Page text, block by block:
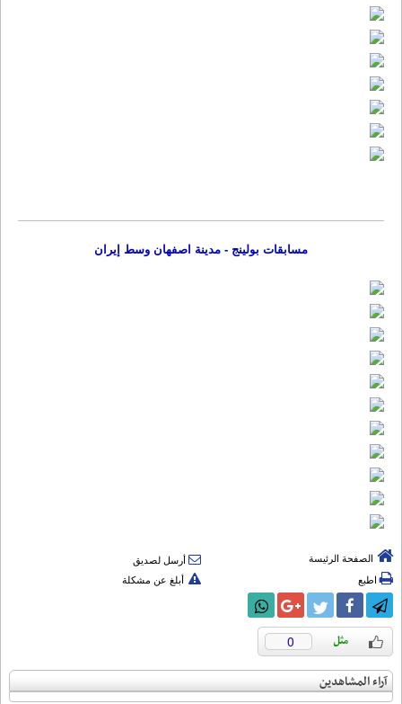
مسابقات بولینج - مدینة اصفهان وسط إیران
الصفحة الرئيسة
أرسل لصديق
اطبع
أبلغ عن مشكلة
0
آراء المشاهدين